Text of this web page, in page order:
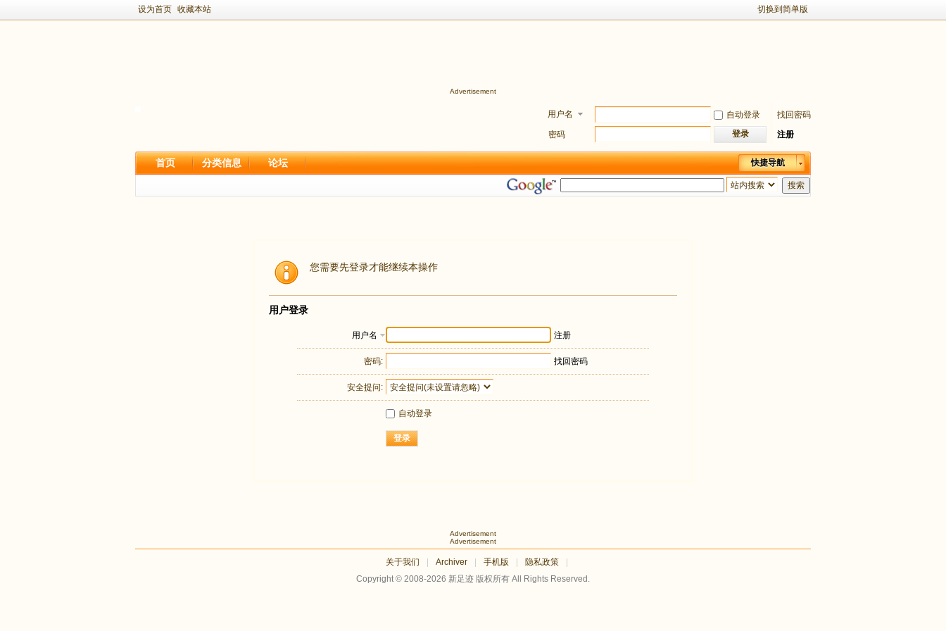
设为首页 收藏本站 切换到简单版
Advertisement
用户名 自动登录
找回密码
密码
登录 注册
快捷导航
首页 分类信息 论坛
搜索
您需要先登录才能继续本操作
用户登录
用户名 注册
密码: 找回密码
安全提问:
自动登录
登录
Advertisement
Advertisement
关于我们 Archiver 手机版 隐私政策
Copyright © 2008-2026 新足迹 版权所有 All Rights Reserved.